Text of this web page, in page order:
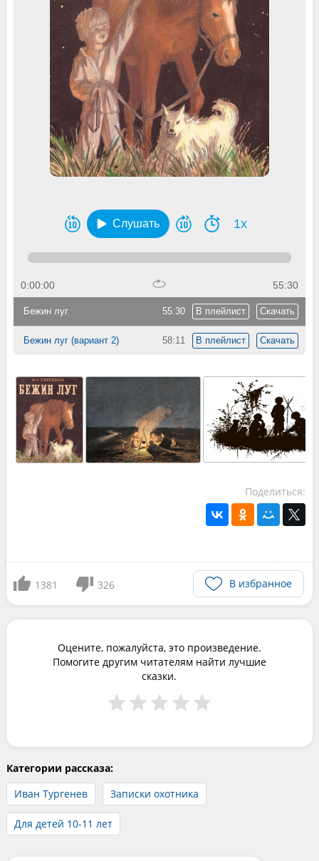
Слушать 1x
0:00:00 55:30
55:30 В плейлист Скачать
Бежин луг
58:11 В плейлист Скачать
Бежин луг (вариант 2)
Поделиться:
1381 326 В избранное
Оцените, пожалуйста, это произведение.
Помогите другим читателям найти лучшие
сказки.
Категории рассказа:
Иван Тургенев
Записки охотника
Для детей 10-11 лет